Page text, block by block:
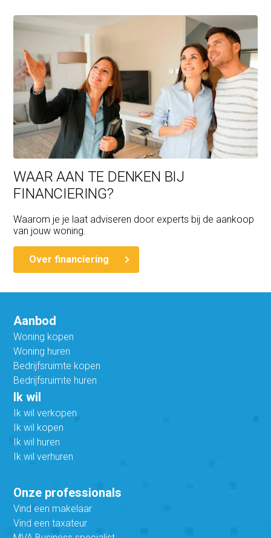
WAAR AAN TE DENKEN BIJ
FINANCIERING?
Waarom je je laat adviseren door experts bij de aankoop
van jouw woning.
Over financiering
Aanbod
Woning kopen
Woning huren
Bedrijfsruimte kopen
Bedrijfsruimte huren
Ik wil
Ik wil verkopen
Ik wil kopen
Ik wil huren
Ik wil verhuren
Onze professionals
Vind een makelaar
Vind een taxateur